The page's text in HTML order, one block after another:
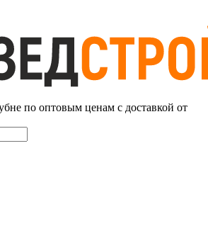
по оптовым ценам с доставкой от